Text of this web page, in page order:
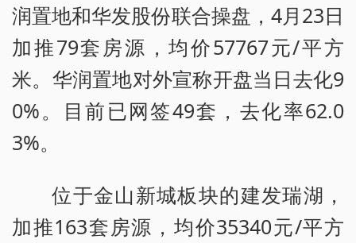
润置地和华发股份联合操盘，4月23日
加推79套房源，均价57767元/平方
米。华润置地对外宣称开盘当日去化9
0%。目前已网签49套，去化率62.0
3%。
位于金山新城板块的建发瑞湖，
加推163套房源，均价35340元/平方